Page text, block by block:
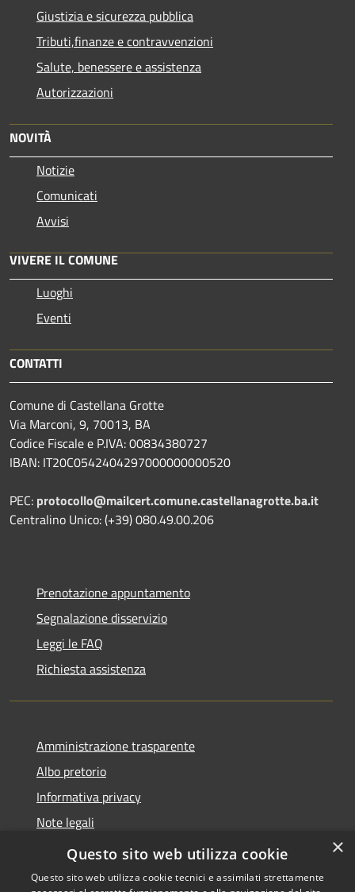
Giustizia e sicurezza pubblica
Tributi,finanze e contravvenzioni
Salute, benessere e assistenza
Autorizzazioni
NOVITÀ
Notizie
Comunicati
Avvisi
VIVERE IL COMUNE
Luoghi
Eventi
CONTATTI
Comune di Castellana Grotte
Via Marconi, 9, 70013, BA
Codice Fiscale e P.IVA: 00834380727
IBAN: IT20C0542404297000000000520
PEC: protocollo@mailcert.comune.castellanagrotte.ba.it
Centralino Unico: (+39) 080.49.00.206
Prenotazione appuntamento
Segnalazione disservizio
Leggi le FAQ
Richiesta assistenza
Amministrazione trasparente
Albo pretorio
Informativa privacy
Note legali
Dichiarazione di accessibilità
×
Questo sito web utilizza cookie
Questo sito web utilizza cookie tecnici e assimilati strettamente